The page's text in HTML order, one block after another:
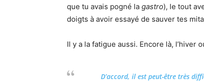
que tu avais pogné la gastro), le tout
doigts à avoir essayé de sauver tes
Il y a la fatigue aussi. Encore là, l’hiver
D’accord, il est peut-être très